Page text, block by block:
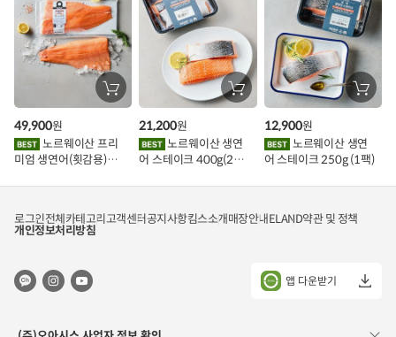
장
바
에
담
기
노르웨이산 프리
미엄 생연어(횟감용)
49,900원
장
바
에
담
기
노르웨이산 생연
어 스테이크 400g(2조
21,200원
장
바
에
담
기
어 스테이크 250g (1팩)
12,900원
로그인전체카테고리고객센터공지사항킴스소개매장안내ELAND약관 및 정책
개인정보처리방침
앱 다운받기